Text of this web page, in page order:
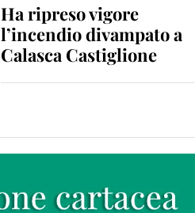
Ha ripreso vigore
l’incendio divampato a
Calasca Castiglione